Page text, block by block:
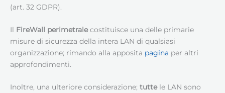
(art. 32 GDPR).
Il FireWall perimetralecostituisce una delle primarie
misure di sicurezza della intera LAN di qualsiasi
organizzazione; rimando alla apposita pagina per altri
approfondimenti.
Inoltre, una ulteriore considerazione; tuttele LAN sono